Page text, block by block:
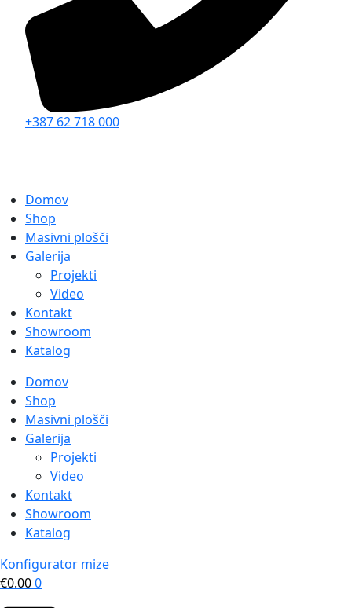
+387 62 718 000
Domov
Shop
Masivni plošči
Galerija
Projekti
Video
Kontakt
Showroom
Katalog
Domov
Shop
Masivni plošči
Galerija
Projekti
Video
Kontakt
Showroom
Katalog
Konfigurator mize
€0.000